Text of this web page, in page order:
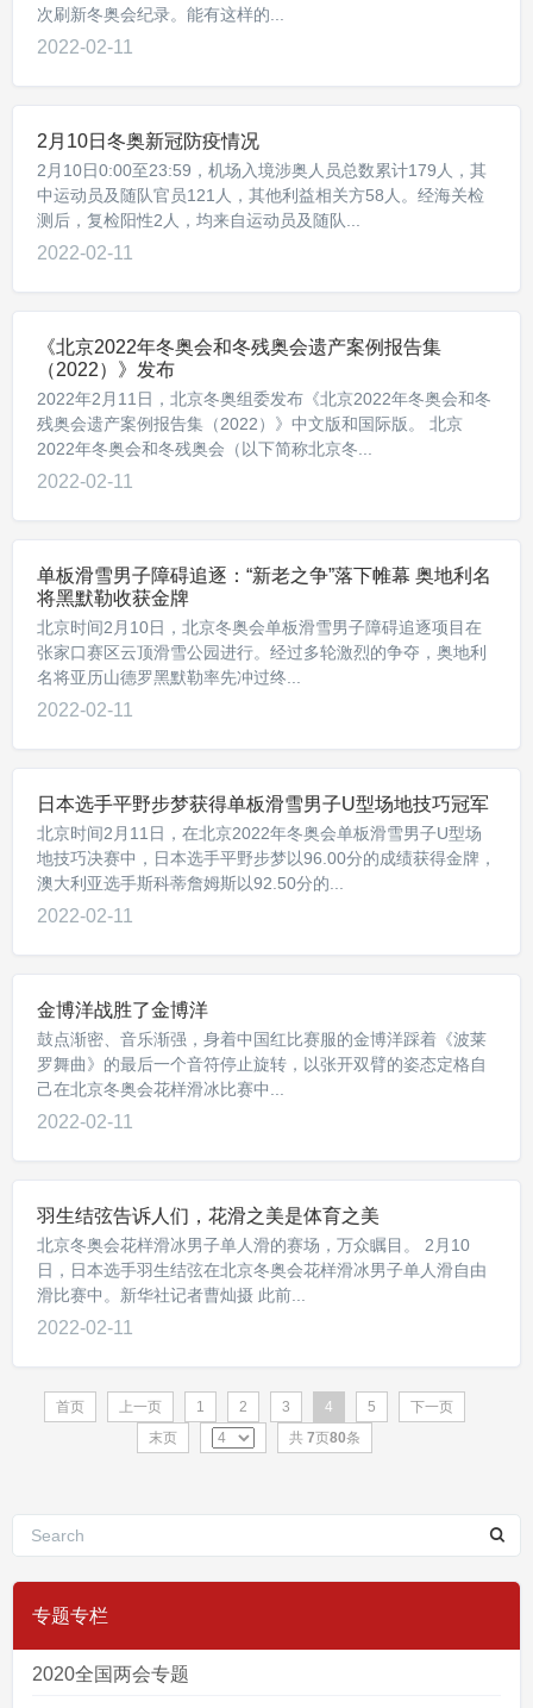
次刷新冬奥会纪录。能有这样的...
2022-02-11
2月10日冬奥新冠防疫情况
2月10日0:00至23:59，机场入境涉奥人员总数累计179人，其
中运动员及随队官员121人，其他利益相关方58人。经海关检
测后，复检阳性2人，均来自运动员及随队...
2022-02-11
《北京2022年冬奥会和冬残奥会遗产案例报告集
（2022）》发布
2022年2月11日，北京冬奥组委发布《北京2022年冬奥会和冬
残奥会遗产案例报告集（2022）》中文版和国际版。 北京
2022年冬奥会和冬残奥会（以下简称北京冬...
2022-02-11
单板滑雪男子障碍追逐：“新老之争”落下帷幕 奥地利名
将黑默勒收获金牌
北京时间2月10日，北京冬奥会单板滑雪男子障碍追逐项目在
张家口赛区云顶滑雪公园进行。经过多轮激烈的争夺，奥地利
名将亚历山德罗黑默勒率先冲过终...
2022-02-11
日本选手平野步梦获得单板滑雪男子U型场地技巧冠军
北京时间2月11日，在北京2022年冬奥会单板滑雪男子U型场
地技巧决赛中，日本选手平野步梦以96.00分的成绩获得金牌，
澳大利亚选手斯科蒂詹姆斯以92.50分的...
2022-02-11
金博洋战胜了金博洋
鼓点渐密、音乐渐强，身着中国红比赛服的金博洋踩着《波莱
罗舞曲》的最后一个音符停止旋转，以张开双臂的姿态定格自
己在北京冬奥会花样滑冰比赛中...
2022-02-11
羽生结弦告诉人们，花滑之美是体育之美
北京冬奥会花样滑冰男子单人滑的赛场，万众瞩目。 2月10
日，日本选手羽生结弦在北京冬奥会花样滑冰男子单人滑自由
滑比赛中。新华社记者曹灿摄 此前...
2022-02-11
首页 上一页 1 2 3 4 5
下一页
末页
共 7页80条
专题专栏
2020全国两会专题